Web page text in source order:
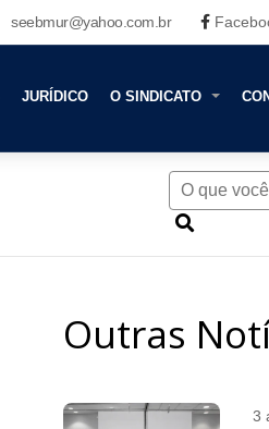
seebmur@yahoo.com.br
JURÍDICO O SINDICATO
Outras
3